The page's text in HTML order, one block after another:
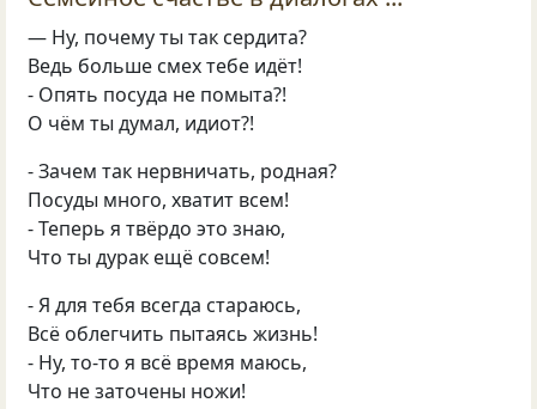
— Ну, почему ты так сердита?
Ведь больше смех тебе идёт!
- Опять посуда не помыта?!
О чём ты думал, идиот?!
- Зачем так нервничать, родная?
Посуды много, хватит всем!
- Теперь я твёрдо это знаю,
Что ты дурак ещё совсем!
- Я для тебя всегда стараюсь,
Всё облегчить пытаясь жизнь!
- Ну, то-то я всё время маюсь,
Что не заточены ножи!